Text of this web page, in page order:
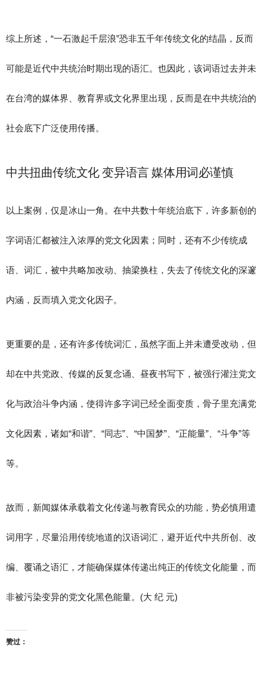
综上所述，“一石激起千层浪”恐非五千年传统文化的结晶，反而
可能是近代中共统治时期出现的语汇。也因此，该词语过去并未
在台湾的媒体界、教育界或文化界里出现，反而是在中共统治的
社会底下广泛使用传播。
中共扭曲传统文化 变异语言 媒体用词必谨慎
以上案例，仅是冰山一角。在中共数十年统治底下，许多新创的
字词语汇都被注入浓厚的党文化因素；同时，还有不少传统成
语、词汇，被中共略加改动、抽梁换柱，失去了传统文化的深邃
内涵，反而填入党文化因子。
更重要的是，还有许多传统词汇，虽然字面上并未遭受改动，但
却在中共党政、传媒的反复念诵、昼夜书写下，被强行灌注党文
化与政治斗争内涵，使得许多字词已经全面变质，骨子里充满党
文化因素，诸如“和谐”、“同志”、“中国梦”、“正能量”、“斗争”等
等。
故而，新闻媒体承载着文化传递与教育民众的功能，势必慎用遣
词用字，尽量沿用传统地道的汉语词汇，避开近代中共所创、改
编、覆诵之语汇，才能确保媒体传递出纯正的传统文化能量，而
非被污染变异的党文化黑色能量。(大 纪 元)
赞过：